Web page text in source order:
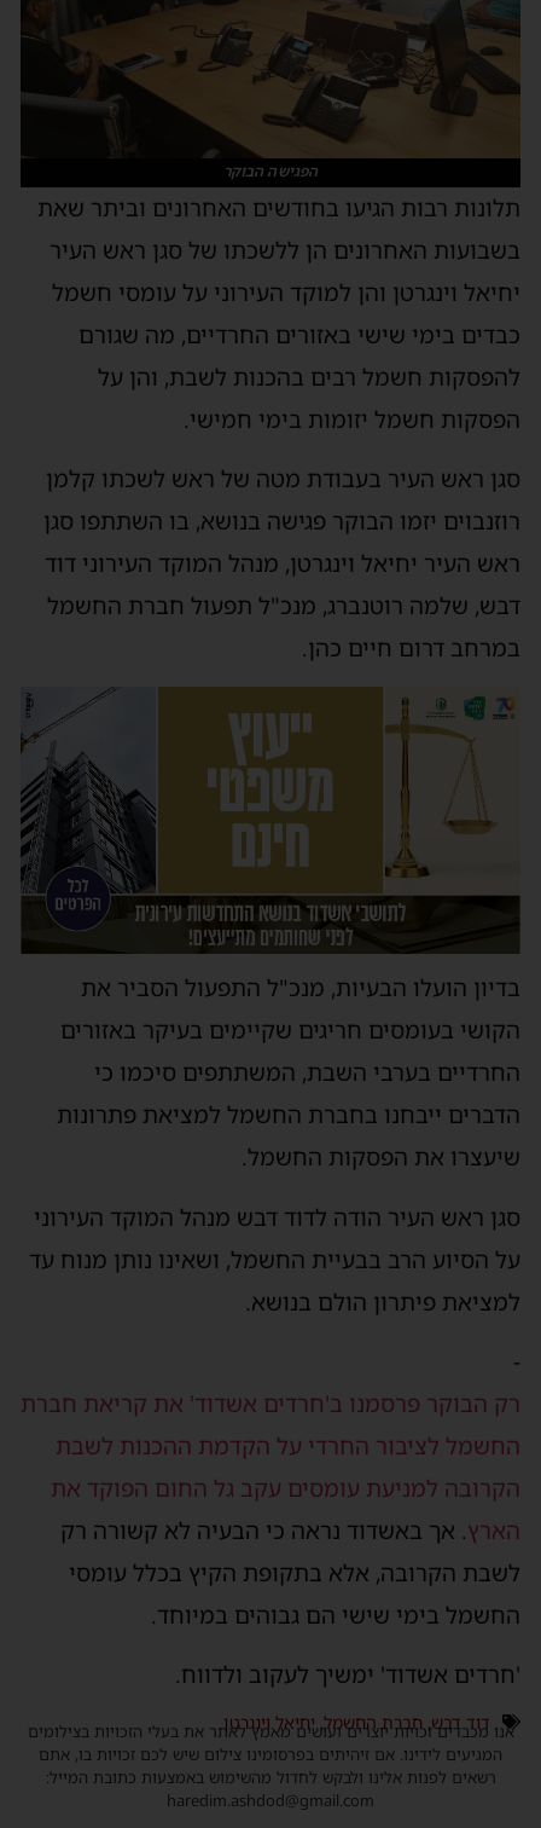
הפגישה הבוקר
תלונות רבות הגיעו בחודשים האחרונים וביתר שאת
בשבועות האחרונים הן ללשכתו של סגן ראש העיר
יחיאל וינגרטן והן למוקד העירוני על עומסי חשמל
כבדים בימי שישי באזורים החרדיים, מה שגורם
להפסקות חשמל רבים בהכנות לשבת, והן על
הפסקות חשמל יזומות בימי חמישי.
סגן ראש העיר בעבודת מטה של ראש לשכתו קלמן
רוזנבוים יזמו הבוקר פגישה בנושא, בו השתתפו סגן
ראש העיר יחיאל וינגרטן, מנהל המוקד העירוני דוד
דבש, שלמה רוטנברג, מנכ"ל תפעול חברת החשמל
במרחב דרום חיים כהן.
בדיון הועלו הבעיות, מנכ"ל התפעול הסביר את
הקושי בעומסים חריגים שקיימים בעיקר באזורים
החרדיים בערבי השבת, המשתתפים סיכמו כי
הדברים ייבחנו בחברת החשמל למציאת פתרונות
שיעצרו את הפסקות החשמל.
סגן ראש העיר הודה לדוד דבש מנהל המוקד העירוני
על הסיוע הרב בבעיית החשמל, ושאינו נותן מנוח עד
למציאת פיתרון הולם בנושא.
-
רק הבוקר פרסמנו ב'חרדים אשדוד' את קריאת חברת
החשמל לציבור החרדי על הקדמת ההכנות לשבת
הקרובה למניעת עומסים עקב גל החום הפוקד את
הארץ. אך באשדוד נראה כי הבעיה לא קשורה רק
לשבת הקרובה, אלא בתקופת הקיץ בכלל עומסי
החשמל בימי שישי הם גבוהים במיוחד.
'חרדים אשדוד' ימשיך לעקוב ולדווח.
דוד דבש, חברת החשמל, יחיאל וינגרטן
אנו מכבדים זכויות יוצרים ועושים מאמץ לאתר את בעלי הזכויות בצילומים
המגיעים לידינו. אם זיהיתים בפרסומינו צילום שיש לכם זכויות בו, אתם
רשאים לפנות אלינו ולבקש לחדול מהשימוש באמצעות כתובת המייל:
haredim.ashdod@gmail.com